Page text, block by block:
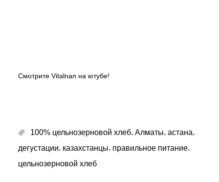
Смотрите Vitalnan на ютубе!
100% цельнозерновой хлеб, Алматы, астана,
дегустации, казахстанцы, правильное питание,
цельнозерновой хлеб